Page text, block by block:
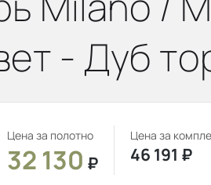
- Дуб
Цена за полотно
32 130 ₽
Цена за
46 191 ₽